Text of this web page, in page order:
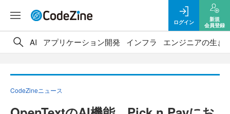
ログイン
新規
会員登録
AI アプリケーション開発 インフラ エンジニアの生き
CodeZineニュース